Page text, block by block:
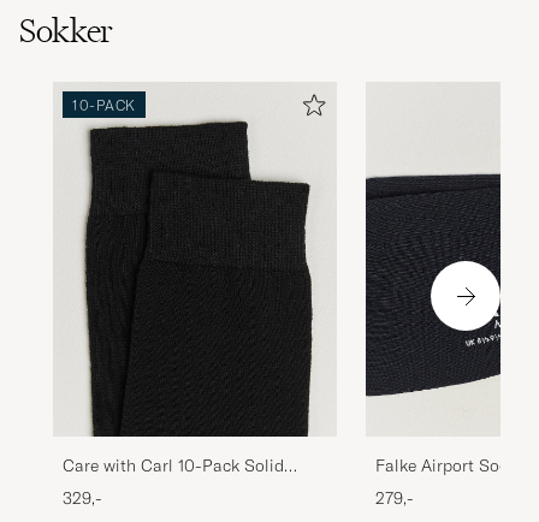
Sokker
10-PACK
Care with Carl 10-Pack Solid
Cotton Socks BLACK
329,-
Falke Airport Socks
279,-